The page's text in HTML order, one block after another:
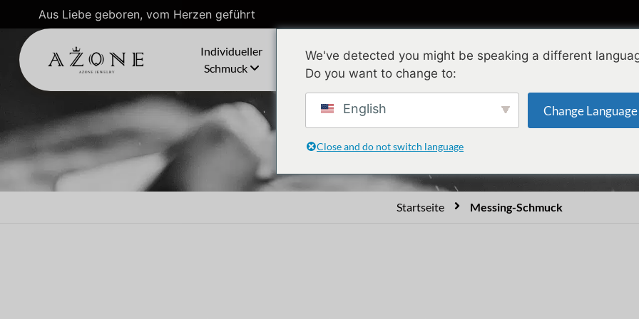
Aus Liebe geboren, vom Herzen geführt
Individueller
Schmuck
Sammlungen Gestaltung Qualität
Messing-Schmuck
Startseite Messing-Schmuck
We've detected you might be speaking a different
Do you want to change to:
English Change Language
Close and do not switch language